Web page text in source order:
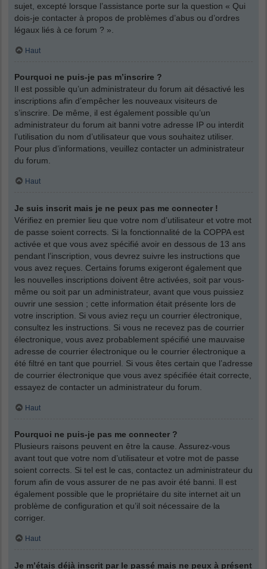
sujet, excepté lorsque l’assistance porte sur la question « Qui
dois-je contacter à propos de problèmes d’abus ou d’ordres
légaux liés à ce forum ? ».
Haut
Pourquoi ne puis-je pas m’inscrire ?
Il est possible qu’un administrateur du forum ait désactivé les
inscriptions afin d’empêcher les nouveaux visiteurs de
s’inscrire. De même, il est également possible qu’un
administrateur du forum ait banni votre adresse IP ou interdit
l’utilisation du nom d’utilisateur que vous souhaitez utiliser.
Pour plus d’informations, veuillez contacter un administrateur
du forum.
Haut
Je suis inscrit mais je ne peux pas me connecter !
Vérifiez en premier lieu que votre nom d’utilisateur et votre mot
de passe soient corrects. Si la fonctionnalité de la COPPA est
activée et que vous avez spécifié avoir en dessous de 13 ans
pendant l’inscription, vous devrez suivre les instructions que
vous avez reçues. Certains forums exigeront également que
les nouvelles inscriptions doivent être activées, soit par vous-
même ou soit par un administrateur, avant que vous puissiez
ouvrir une session ; cette information était présente lors de
votre inscription. Si vous aviez reçu un courrier électronique,
consultez les instructions. Si vous ne recevez pas de courrier
électronique, vous avez probablement spécifié une mauvaise
adresse de courrier électronique ou le courrier électronique a
été filtré en tant que pourriel. Si vous êtes certain que l’adresse
de courrier électronique que vous avez spécifiée était correcte,
essayez de contacter un administrateur du forum.
Haut
Pourquoi ne puis-je pas me connecter ?
Plusieurs raisons peuvent en être la cause. Assurez-vous
avant tout que votre nom d’utilisateur et votre mot de passe
soient corrects. Si tel est le cas, contactez un administrateur du
forum afin de vous assurer de ne pas avoir été banni. Il est
également possible que le propriétaire du site internet ait un
problème de configuration et qu’il soit nécessaire de la
corriger.
Haut
Je m’étais déjà inscrit par le passé mais ne peux à présent